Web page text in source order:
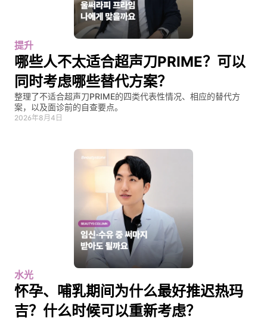
提升
哪些人不太适合超声刀PRIME？可以
同时考虑哪些替代方案？
整理了不适合超声刀PRIME的四类代表性情况、相应的替代方
案，以及面诊前的自查要点。
2026年8月4日
水光
怀孕、哺乳期间为什么最好推迟热玛
吉？什么时候可以重新考虑？